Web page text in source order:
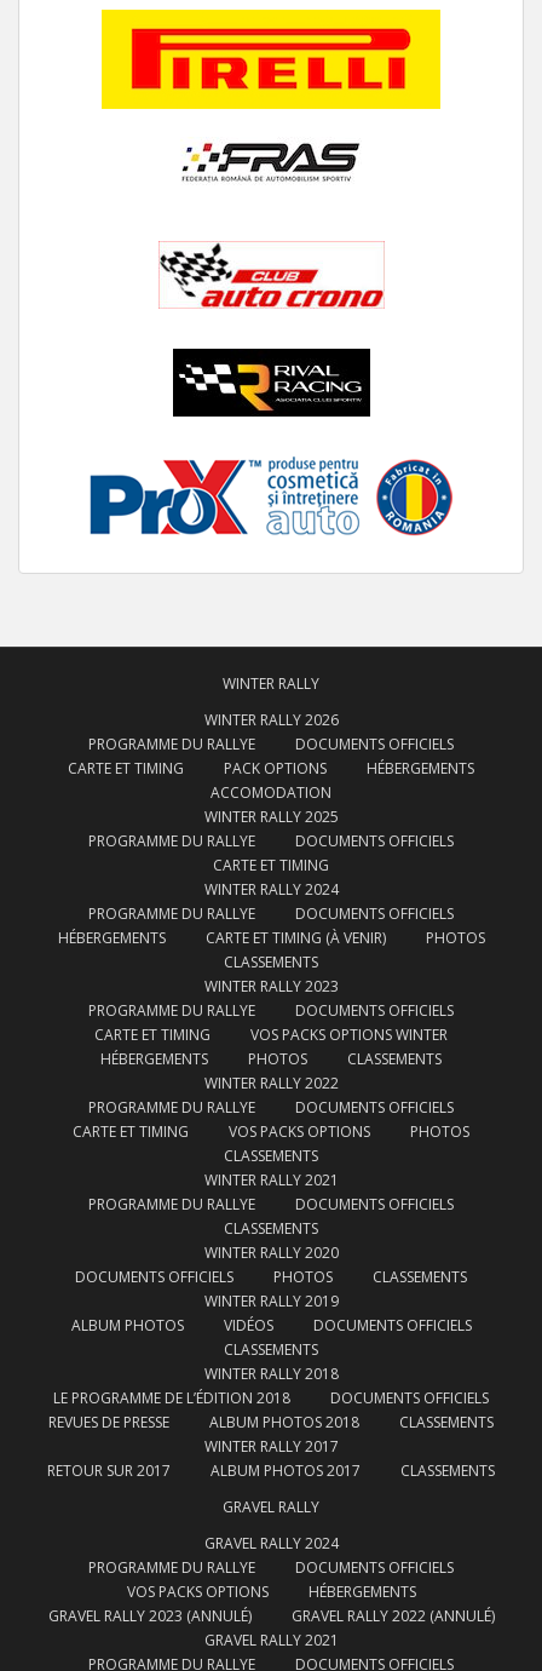
WINTER RALLY
WINTER RALLY 2026
PROGRAMME DU RALLYE
DOCUMENTS OFFICIELS
CARTE ET TIMING
PACK OPTIONS
HÉBERGEMENTS
ACCOMODATION
WINTER RALLY 2025
PROGRAMME DU RALLYE
DOCUMENTS OFFICIELS
CARTE ET TIMING
WINTER RALLY 2024
PROGRAMME DU RALLYE
DOCUMENTS OFFICIELS
HÉBERGEMENTS
CARTE ET TIMING (À VENIR)
PHOTOS
CLASSEMENTS
WINTER RALLY 2023
PROGRAMME DU RALLYE
DOCUMENTS OFFICIELS
CARTE ET TIMING
VOS PACKS OPTIONS WINTER
HÉBERGEMENTS
PHOTOS
CLASSEMENTS
WINTER RALLY 2022
PROGRAMME DU RALLYE
DOCUMENTS OFFICIELS
CARTE ET TIMING
VOS PACKS OPTIONS
PHOTOS
CLASSEMENTS
WINTER RALLY 2021
PROGRAMME DU RALLYE
DOCUMENTS OFFICIELS
CLASSEMENTS
WINTER RALLY 2020
DOCUMENTS OFFICIELS
PHOTOS
CLASSEMENTS
WINTER RALLY 2019
ALBUM PHOTOS
VIDÉOS
DOCUMENTS OFFICIELS
CLASSEMENTS
WINTER RALLY 2018
LE PROGRAMME DE L’ÉDITION 2018
DOCUMENTS OFFICIELS
REVUES DE PRESSE
ALBUM PHOTOS 2018
CLASSEMENTS
WINTER RALLY 2017
RETOUR SUR 2017
ALBUM PHOTOS 2017
CLASSEMENTS
GRAVEL RALLY
GRAVEL RALLY 2024
PROGRAMME DU RALLYE
DOCUMENTS OFFICIELS
VOS PACKS OPTIONS
HÉBERGEMENTS
GRAVEL RALLY 2023 (ANNULÉ)
GRAVEL RALLY 2022 (ANNULÉ)
GRAVEL RALLY 2021
PROGRAMME DU RALLYE
DOCUMENTS OFFICIELS